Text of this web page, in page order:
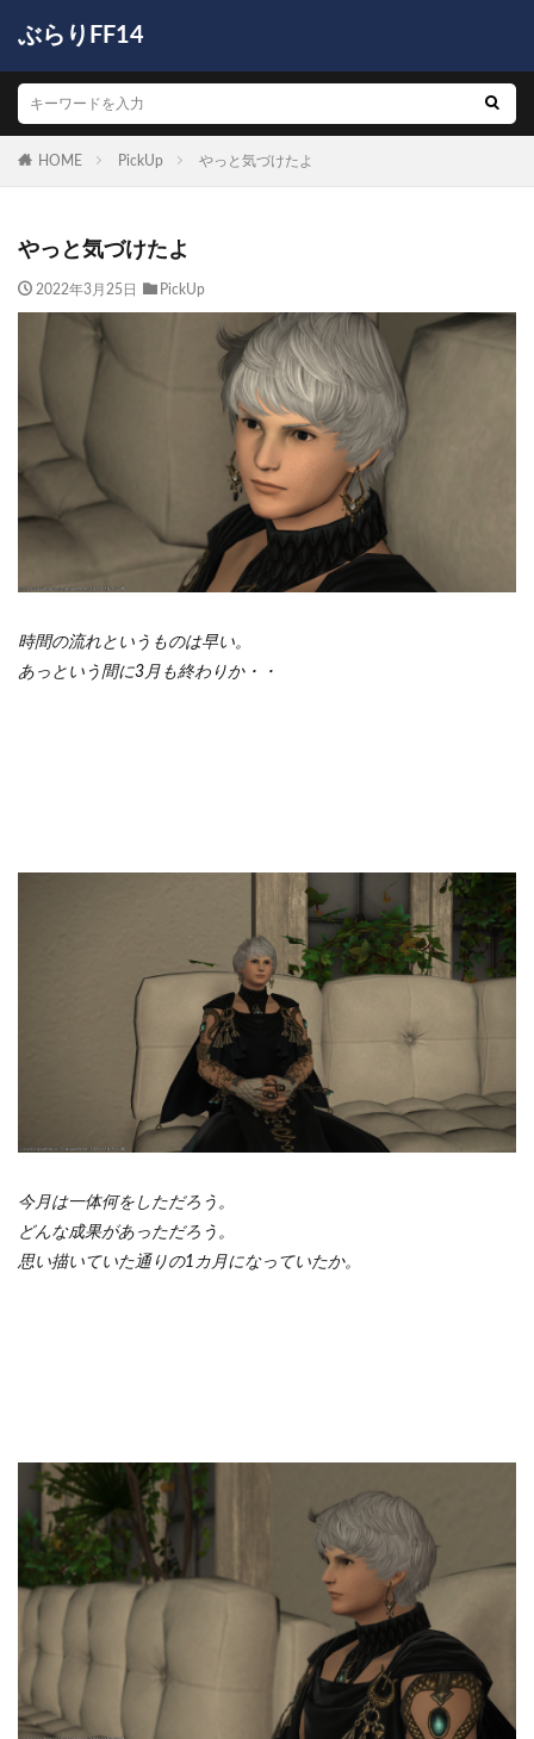
ぶらりFF14
HOME PickUp やっと気づけたよ
やっと気づけたよ
2022年3月25日 PickUp
時間の流れというものは早い。
あっという間に3月も終わりか・・
今月は一体何をしただろう。
どんな成果があっただろう。
思い描いていた通りの1カ月になっていたか。